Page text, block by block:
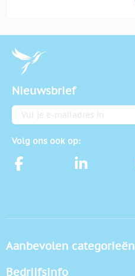
Nieuwsbrief
E-mailadres
Volg ons ook op:
Aanbevolen categorieën
Bedrijfsinfo